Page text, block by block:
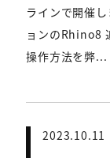
ラインで開催
ョンのRhino8
操作方法を弊...
2023.10.11